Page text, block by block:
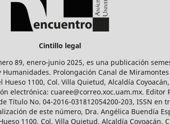
Cintillo legal
89, enero-junio 2025, es una publicación
Prolongación Canal de Miramontes
1100, Col. Villa Quietud, Alcaldía
cuaree@correo.xoc.uam.mx. Editor
Título No. 04-2016-031812054200-203, ISSN
de este número, Dra. Angélica Buendía
1100, Col. Villa Quietud, Alcaldía Coyoacán,